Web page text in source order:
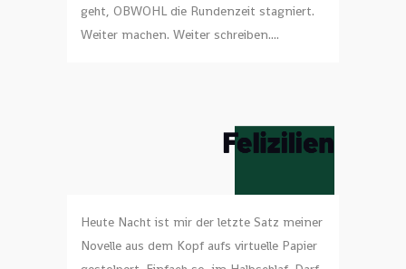
geht, OBWOHL die Rundenzeit stagniert.
Weiter machen. Weiter schreiben....
Heute Nacht ist mir der letzte Satz meiner
Novelle aus dem Kopf aufs virtuelle Papier